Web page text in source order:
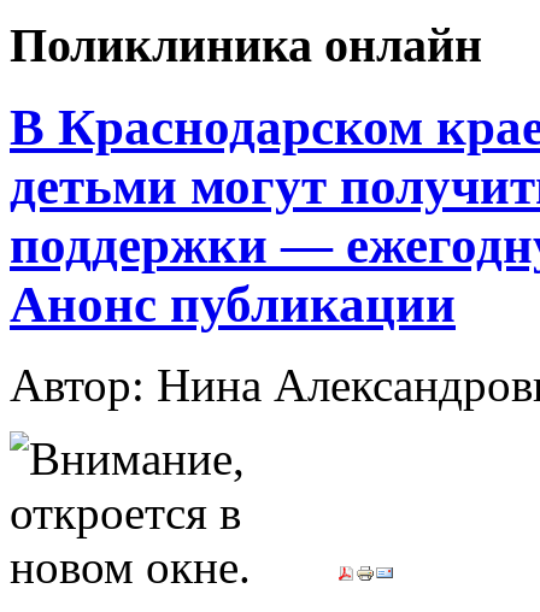
Поликлиника онлайн
В Краснодарском
детьми могут
поддержки —
Анонс публикации
Автор: Нина